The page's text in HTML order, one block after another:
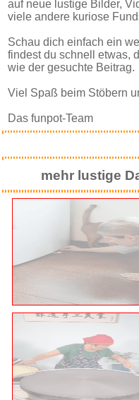
auf neue lustige Bilder,
viele andere kuriose
Schau dich einfach ein
findest du schnell etwas,
wie der gesuchte Beitrag.
Viel Spaß beim Stöbern
Das funpot-Team
Grüne Entgiftungspulver -...
mehr lustige